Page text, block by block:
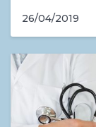
26/04/2019